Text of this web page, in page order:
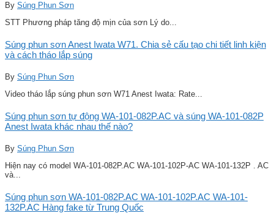
By Súng Phun Sơn
STT Phương pháp tăng độ mịn của sơn Lý do...
Súng phun sơn Anest Iwata W71. Chia sẻ cấu tạo chi tiết linh kiện
và cách tháo lắp súng
By Súng Phun Sơn
Video tháo lắp súng phun sơn W71 Anest Iwata: Rate...
Súng phun sơn tự động WA-101-082P.AC và súng WA-101-082P
Anest Iwata khác nhau thế nào?
By Súng Phun Sơn
Hiện nay có model WA-101-082P.AC WA-101-102P-AC WA-101-132P . AC
và...
Súng phun sơn WA-101-082P.AC WA-101-102P.AC WA-101-
132P.AC Hàng fake từ Trung Quốc